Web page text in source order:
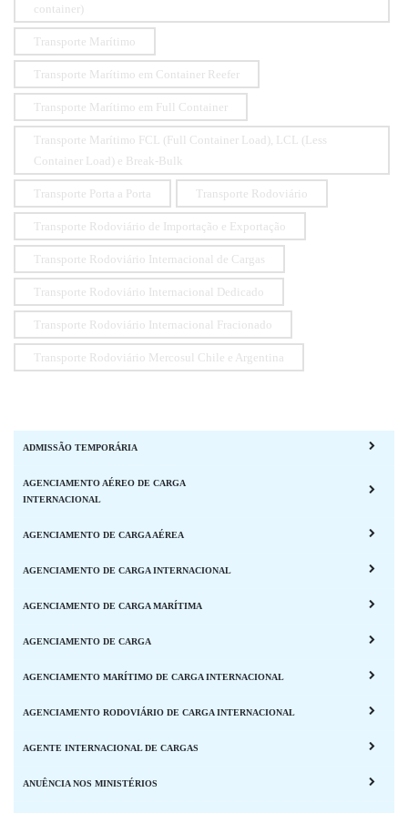
container)
Transporte Marítimo
Transporte Marítimo em Container Reefer
Transporte Marítimo em Full Container
Transporte Marítimo FCL (Full Container Load), LCL (Less
Container Load) e Break-Bulk
Transporte Porta a Porta Transporte Rodoviário
Transporte Rodoviário de Importação e Exportação
Transporte Rodoviário Internacional de Cargas
Transporte Rodoviário Internacional Dedicado
Transporte Rodoviário Internacional Fracionado
Transporte Rodoviário Mercosul Chile e Argentina
ADMISSÃO TEMPORÁRIA
AGENCIAMENTO AÉREO DE CARGA
INTERNACIONAL
AGENCIAMENTO DE CARGA AÉREA
AGENCIAMENTO DE CARGA INTERNACIONAL
AGENCIAMENTO DE CARGA MARÍTIMA
AGENCIAMENTO DE CARGA
AGENCIAMENTO MARÍTIMO DE CARGA INTERNACIONAL
AGENCIAMENTO RODOVIÁRIO DE CARGA INTERNACIONAL
AGENTE INTERNACIONAL DE CARGAS
ANUÊNCIA NOS MINISTÉRIOS